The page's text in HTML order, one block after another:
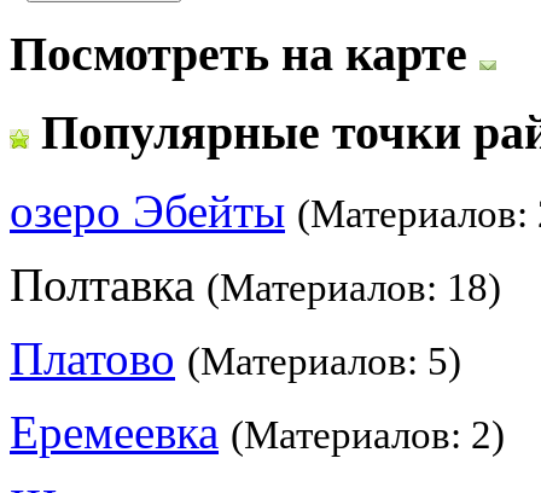
Посмотреть на карте
Популярные точки
озеро Эбейты (Материалов:
Полтавка (Материалов: 18)
Платово (Материалов: 5)
Еремеевка (Материалов: 2)